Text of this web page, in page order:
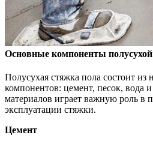
Основные компоненты
Полусухая стяжка пола состоит из
компонентов: цемент, песок, вода
материалов играет важную роль в
эксплуатации стяжки.
Цемент